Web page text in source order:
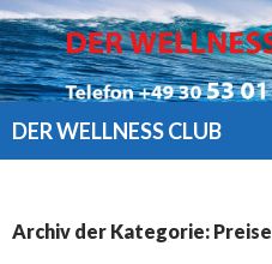
DER WELLNESS CLUB
Archiv der Kategorie: Preise